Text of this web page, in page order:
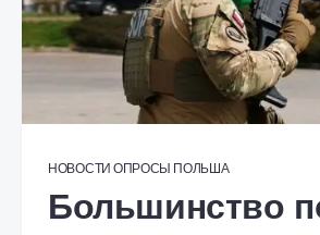
НОВОСТИ ОПРОСЫ ПОЛЬША
Большинство